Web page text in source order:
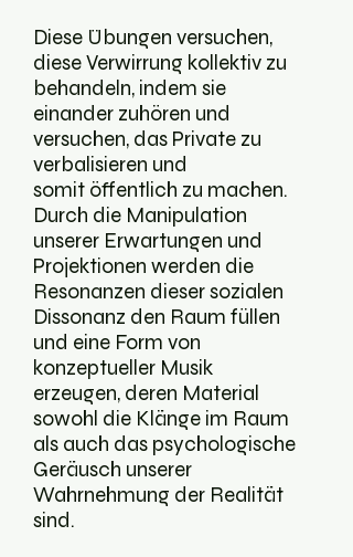
Diese Übungen versuchen,
diese Verwirrung kollektiv zu
behandeln, indem sie
einander zuhören und
versuchen, das Private zu
verbalisieren und
somit öffentlich zu machen.
Durch die Manipulation
unserer Erwartungen und
Projektionen werden die
Resonanzen dieser sozialen
Dissonanz den Raum füllen
und eine Form von
konzeptueller Musik
erzeugen, deren Material
sowohl die Klänge im Raum
als auch das psychologische
Geräusch unserer
Wahrnehmung der Realität
sind.